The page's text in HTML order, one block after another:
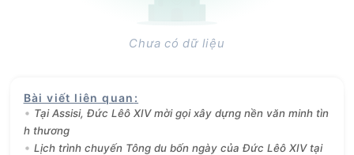
Chưa có dữ liệu
Bài viết liên quan :
Tại Assisi, Đức Lêô XIV mời gọi xây dựng nền văn minh tìn
h thương
Lịch trình chuyến Tông du bốn ngày của Đức Lêô XIV tại